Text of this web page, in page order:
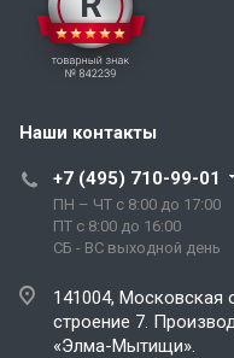
Наши контакты
+7 (495) 710-99-01
ПН – ЧТ с 8:00 до 17:00
ПТ с 8:00 до 16:00
СБ - ВС выходной день
141004, Московская
строение 7.
«Элма-Мытищи».